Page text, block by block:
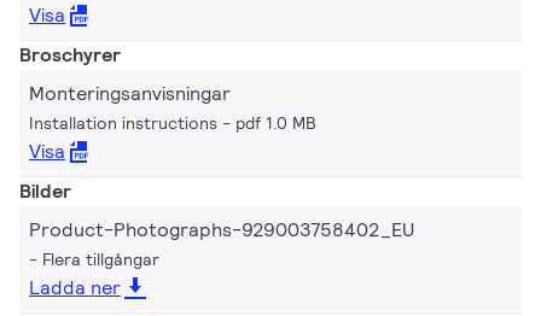
Visa
Broschyrer
Monteringsanvisningar
Installation instructions pdf 1.0 MB
Visa
Bilder
Product-Photographs-929003758402_EU
Flera tillgångar
Ladda ner